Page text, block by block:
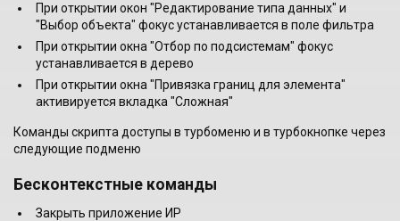
При открытии окон "Редактирование типа данных" и
"Выбор объекта" фокус устанавливается в поле фильтра
При открытии окна "Отбор по подсистемам" фокус
устанавливается в дерево
При открытии окна "Привязка границ для элемента"
активируется вкладка "Сложная"
Команды скрипта доступы в турбоменю и в турбокнопке через
следующие подменю
Бесконтекстные команды
Закрыть приложение ИР